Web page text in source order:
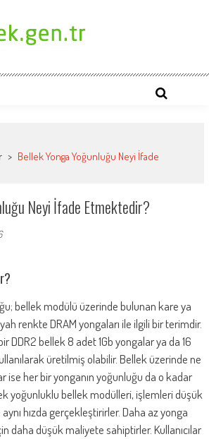
> Bellek Yonga Yoğunluğu Neyi İfade
Neyi İfade Etmektedir?
bellek modülü üzerinde bulunan kare ya
renkte DRAM yongaları ile ilgili bir terimdir.
DDR2 bellek 8 adet 1Gb yongalar ya da 16
üretilmiş olabilir. Bellek üzerinde ne
ise her bir yonganın yoğunluğu da o kadar
yoğunluklu bellek modülleri, işlemleri düşük
hızda gerçekleştirirler. Daha az yonga
daha düşük maliyete sahiptirler. Kullanıcılar